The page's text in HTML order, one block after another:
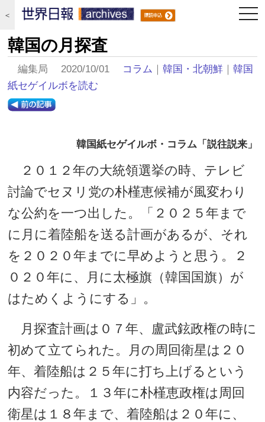
＜
韓国の月探査
編集局 2020/10/01 コラム ｜韓国・北朝鮮 ｜韓国
紙セゲイルボを読む
韓国紙セゲイルボ・コラム「説往説来」
２０１２年の大統領選挙の時、テレビ
討論でセヌリ党の朴槿恵候補が風変わり
な公約を一つ出した。「２０２５年まで
に月に着陸船を送る計画があるが、それ
を２０２０年までに早めようと思う。２
０２０年に、月に太極旗（韓国国旗）が
はためくようにする」。
月探査計画は０７年、盧武鉉政権の時に
初めて立てられた。月の周回衛星は２０
年、着陸船は２５年に打ち上げるという
内容だった。１３年に朴槿恵政権は周回
衛星は１８年まで、着陸船は２０年に、